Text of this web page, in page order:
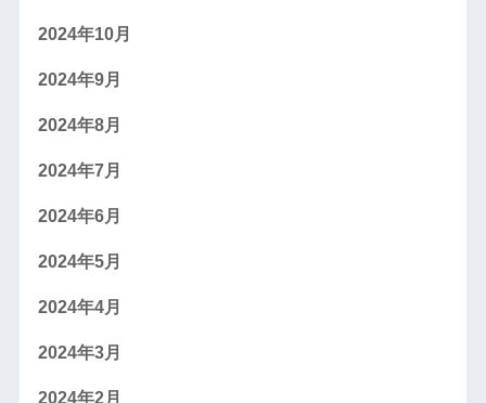
2024年10月
2024年9月
2024年8月
2024年7月
2024年6月
2024年5月
2024年4月
2024年3月
2024年2月